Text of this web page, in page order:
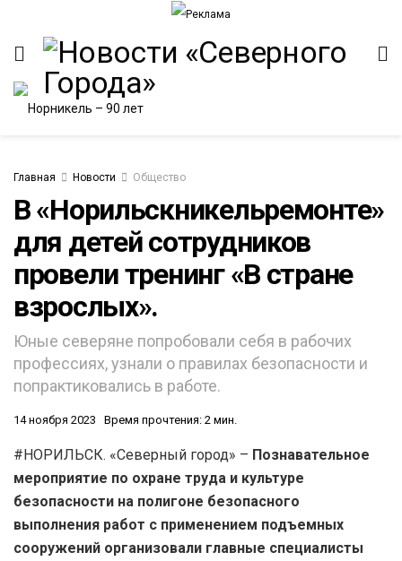
Главная Новости Общество
В «Норильскникельремонте»
для детей сотрудников
провели тренинг «В стране
взрослых».
Юные северяне попробовали себя в рабочих
профессиях, узнали о правилах безопасности и
попрактиковались в работе.
14 ноября 2023 Время прочтения: 2 мин.
#НОРИЛЬСК. «Северный город» – Познавательное
мероприятие по охране труда и культуре
безопасности на полигоне безопасного
выполнения работ с применением подъемных
сооружений организовали главные специалисты